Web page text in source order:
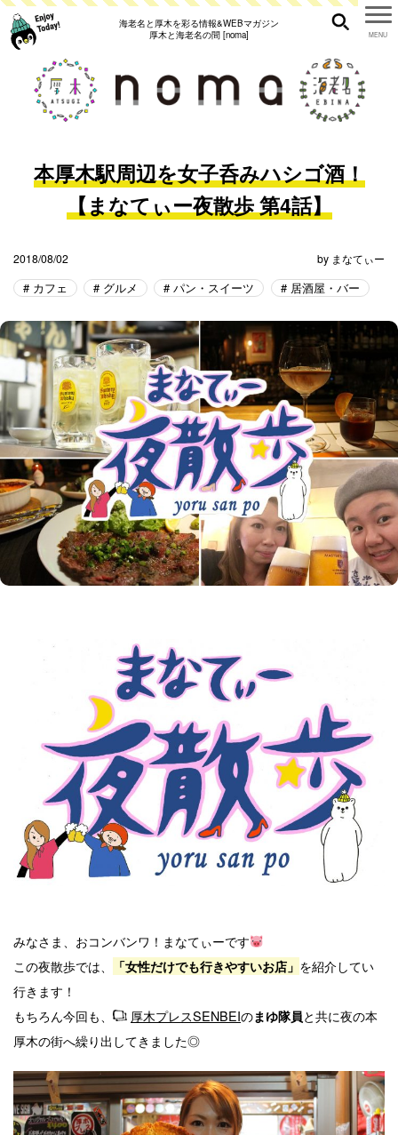
海老名と厚木を彩る情報&WEBマガジン
厚木と海老名の間 [noma]
本厚木駅周辺を女子呑みハシゴ酒！
【まなてぃー夜散歩 第4話】
2018/08/02 by まなてぃー
カフェ グルメ パン・スイーツ 居酒屋・バー
みなさま、おコンバンワ！まなてぃーです
この夜散歩では、
「女性だけでも行きやすいお店」 を紹介してい
行きます！
もちろん今回も、
厚木プレスSENBEIのまゆ隊員と共に夜の本
厚木の街へ繰り出してきました◎